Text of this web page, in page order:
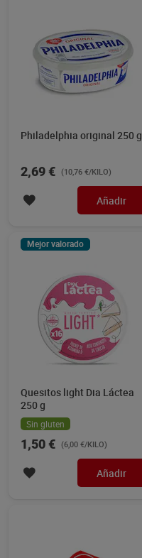
Philadelphia original 250 g
2,69 € (10,76 €/KILO)
Añadir
Mejor valorado
Quesitos light Dia Láctea
250 g
Sin gluten
1,50 € (6,00 €/KILO)
Añadir